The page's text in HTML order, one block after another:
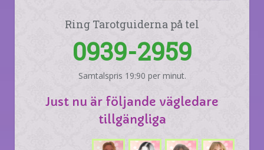
Ring Tarotguiderna på tel
0939-2959
Samtalspris 19:90 per minut.
Just nu är följande vägledare
tillgängliga